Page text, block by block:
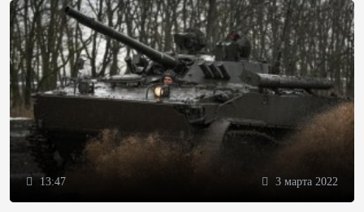
13:47 3 марта 2022